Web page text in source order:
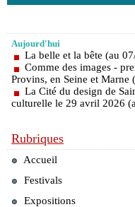
Aujourd'hui
La belle et la bête (au
Comme des images -
Provins, en Seine et Marne
La Cité du design de
culturelle le 29 avril 2026
Rubriques
Accueil
Festivals
Expositions